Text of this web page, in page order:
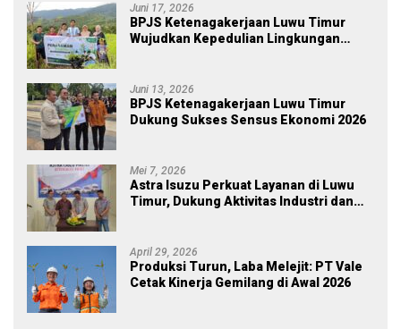
Juni 17, 2026
BPJS Ketenagakerjaan Luwu Timur
Wujudkan Kepedulian Lingkungan
Juni 13, 2026
BPJS Ketenagakerjaan Luwu Timur
Dukung Sukses Sensus Ekonomi 2026
Mei 7, 2026
Astra Isuzu Perkuat Layanan di Luwu
Timur, Dukung Aktivitas Industri dan
April 29, 2026
Produksi Turun, Laba Melejit: PT Vale
Cetak Kinerja Gemilang di Awal 2026